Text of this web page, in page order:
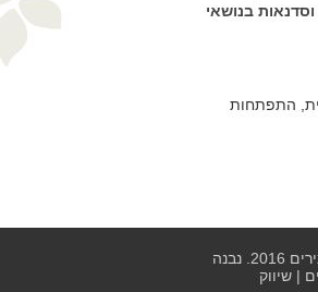
בנושאי
התפתחות
זכויות שמורות © אמירים 2016. נבנה
| שיווק